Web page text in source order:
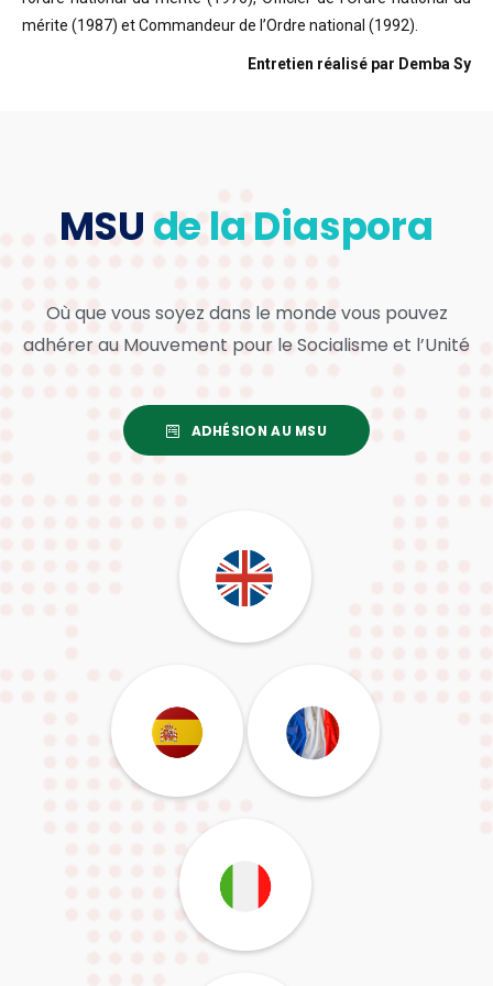
mérite (1987) et Commandeur de l’Ordre national (1992).
Entretien réalisé par Demba Sy
MSU de la Diaspora
Où que vous soyez dans le monde vous pouvez
adhérer au Mouvement pour le Socialisme et l’Unité
ADHÉSION AU MSU